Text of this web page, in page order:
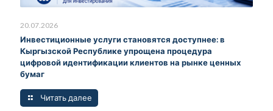
20.07.2026
Инвестиционные услуги становятся доступнее: в
Кыргызской Республике упрощена процедура
цифровой идентификации клиентов на рынке ценных
бумаг
Читать далее